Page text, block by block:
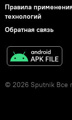
Правила
технологий
Обратная связь
© 2026 Sputnik Все